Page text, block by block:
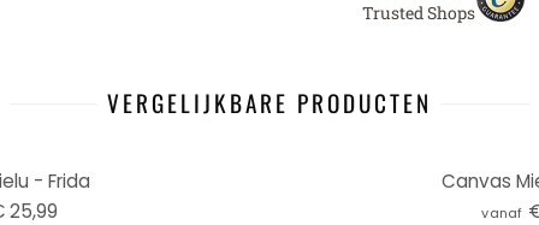
Trusted Shops
VERGELIJKBARE PRODUCTEN
- Frida
25,99
Canvas
vanaf